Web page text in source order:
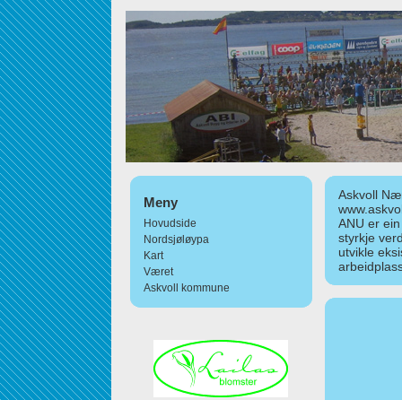
Meny
Hovudside
Nordsjøløypa
Kart
Været
Askvoll kommune
Askvoll
ANU er
styrkje
utvikle